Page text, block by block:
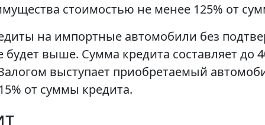
стоимостью не менее 125% от
на импортные автомобили без
будет выше. Сумма кредита составляет до
выступает приобретаемый
от суммы кредита.